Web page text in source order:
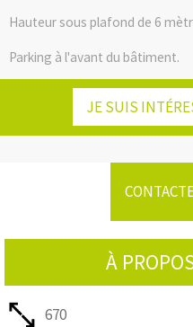
Hauteur sous plafond de 6
Parking à l'avant du bâtiment.
Le prix de vente est présenté
6%(HT) du montant du prix de
Les informations sur les
JE SUIS
À
670